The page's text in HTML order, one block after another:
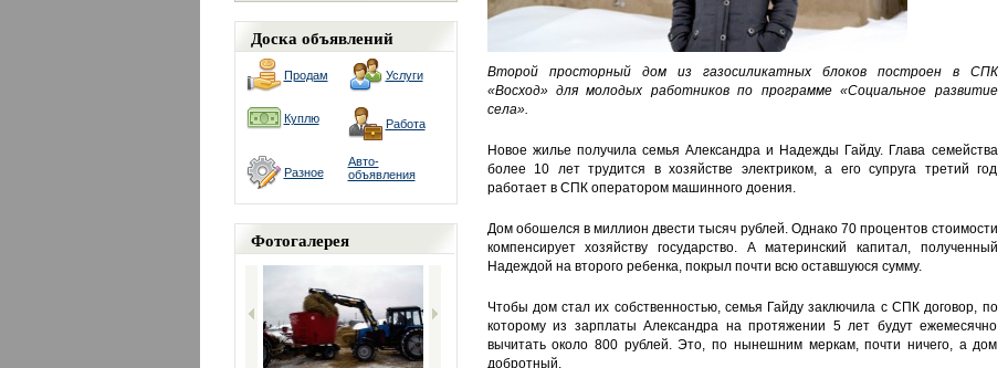
Доска объявлений
Продам Услуги
Куплю Работа
Разное
Авто-
объявления
Фотогалерея
Второй просторный дом из газосиликатных блоков построен в СПК
«Восход» для молодых работников по программе «Социальное развитие
села».
Новое жилье получила семья Александра и Надежды Гайду. Глава семейства
более 10 лет трудится в хозяйстве электриком, а его супруга третий год
работает в СПК оператором машинного доения.
Дом обошелся в миллион двести тысяч рублей. Однако 70 процентов стоимости
компенсирует хозяйству государство. А материнский капитал, полученный
Надеждой на второго ребенка, покрыл почти всю оставшуюся сумму.
Чтобы дом стал их собственностью, семья Гайду заключила с СПК договор, по
которому из зарплаты Александра на протяжении 5 лет будут ежемесячно
вычитать около 800 рублей. Это, по нынешним меркам, почти ничего, а дом
добротный.